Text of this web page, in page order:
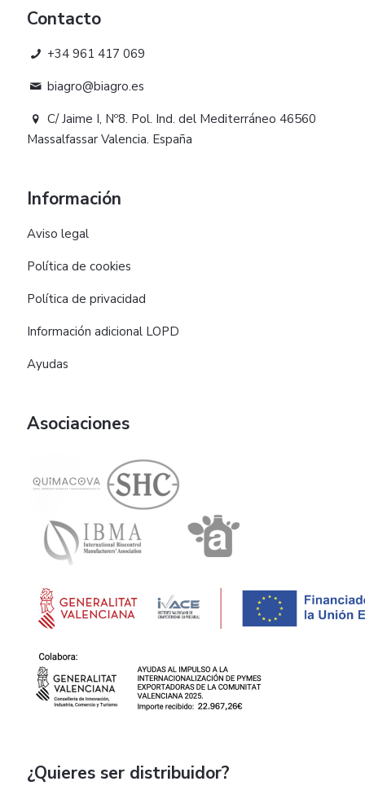
Contacto
+34 961 417 069
biagro@biagro.es
C/ Jaime I, Nº8. Pol. Ind. del Mediterráneo 46560
Massalfassar Valencia. España
Información
Aviso legal
Política de cookies
Política de privacidad
Información adicional LOPD
Ayudas
Asociaciones
¿Quieres ser distribuidor?